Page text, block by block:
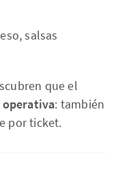
salsas
que el
: también
por ticket.